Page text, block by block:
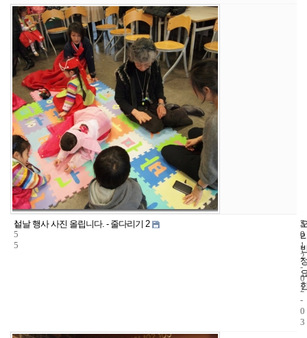
1
5
5
설날 행사 사진 올립니다. - 줄다리기 2
5
0
2
0
1
2
-
0
2
-
0
3